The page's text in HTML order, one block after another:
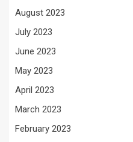
August 2023
July 2023
June 2023
May 2023
April 2023
March 2023
February 2023